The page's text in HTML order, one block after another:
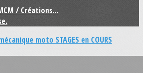
/ Créations...
moto STAGES en COURS